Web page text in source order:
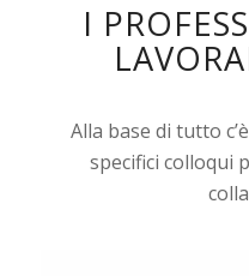
I
Alla base di tutto
specifici colloqui